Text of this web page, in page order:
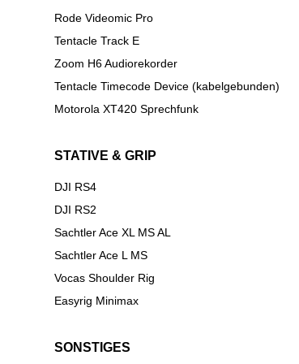
Rode Videomic Pro
Tentacle Track E
Zoom H6 Audiorekorder
Tentacle Timecode Device (kabelgebunden)
Motorola XT420 Sprechfunk
STATIVE & GRIP
DJI RS4
DJI RS2
Sachtler Ace XL MS AL
Sachtler Ace L MS
Vocas Shoulder Rig
Easyrig Minimax
SONSTIGES